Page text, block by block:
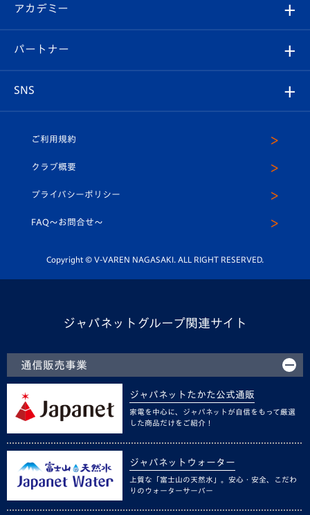
イベント
メディア
ホームタウン
スタッフプロフィール
マスコット紹介
平和祈念活動
ホームタウン活動
ヴィヴィくんの長崎おもてなしガイド
スタジアムグルメ
V-LOVERS（ファンクラブ）
プレイヤーズスイート
オンラインショップ
店舗情報
アカデミー
育成からのお知らせ
U-18
スクール
パートナー
SNS
ヴィヴィくんインスタグラム
公式LINE＠
ご利用規約
クラブ概要
プライバシーポリシー
FAQ〜お問合せ〜
Copyright © V-VAREN NAGASAKI. ALL RIGHT RESERVED.
ジャパネットグループ関連サイト
通信販売事業
ジャパネットたかた公式通販
家電を中心に、ジャパネットが自信をもって厳選
した商品だけをご紹介！
ジャパネットウォーター
上質な「富士山の天然水」。安心・安全、こだわ
りのウォーターサーバー